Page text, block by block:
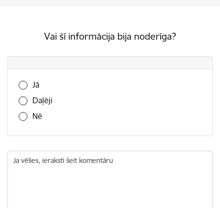
Vai šī informācija bija noderīga?
Vai šī informācija bija noderīga?
Jā
Daļēji
Nē
Ja vēlies, ieraksti šeit komentāru